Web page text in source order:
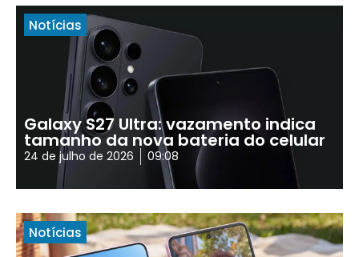
Notícias
Galaxy S27 Ultra: vazamento indica
tamanho da nova bateria do celular
24 de julho de 2026 09:08
Notícias